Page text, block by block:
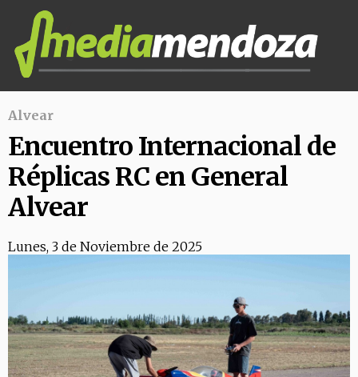
Alvear
Encuentro Internacional de
Réplicas RC en General
Alvear
Lunes, 3 de Noviembre de 2025